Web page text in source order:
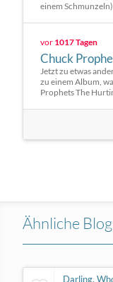
einem
vor 1017 Tagen
Chuck
Jetzt zu etwas
zu einem Album,
Prophets The
Ähnliche
Darling,